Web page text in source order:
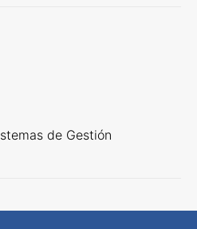
de Gestión